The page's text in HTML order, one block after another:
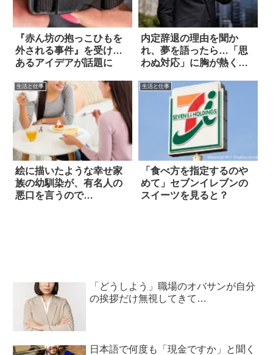
『赤ん坊の抱っこひもを
外される事件』を受け…
あるアイデアが話題に
内定辞退の理由を聞か
れ、夢を語ったら…「思
わぬ対応」に胸が熱くな
生活と仕事
絵に描いたような幸せ家
族の幼馴染が、有名人の
悪口を言うので…
生活と仕事
「食べ方を指定するのや
めて」セブンイレブンの
スイーツを見ると？
「どうしよう」職場のオバサンが自分
の挨拶だけ無視してきて…
日本語で何度も「現金ですか」と聞く